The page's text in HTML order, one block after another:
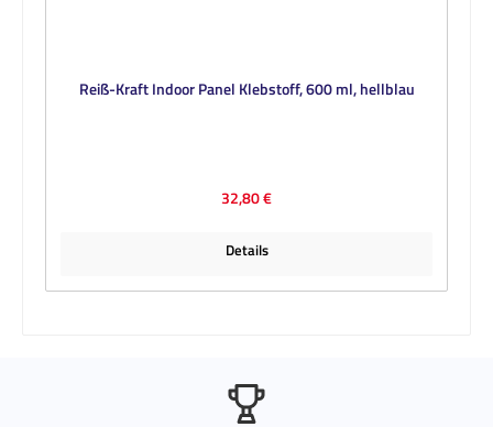
Reiß-Kraft Indoor Panel Klebstoff, 600 ml, hellblau
Regulärer Preis:
32,80 €
Details